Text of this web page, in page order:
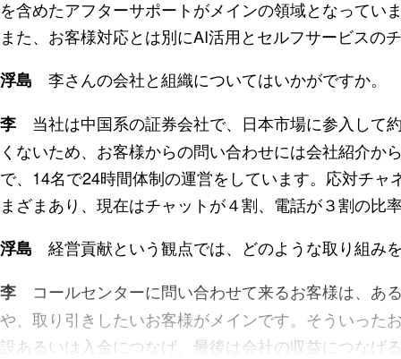
を含めたアフターサポートがメインの領域となってい
また、お客様対応とは別にAI活用とセルフサービスの
浮島 李さんの会社と組織についてはいかがですか。
李 当社は中国系の証券会社で、日本市場に参入して
くないため、お客様からの問い合わせには会社紹介か
で、14名で24時間体制の運営をしています。応対チ
まざまあり、現在はチャットが４割、電話が３割の比
浮島 経営貢献という観点では、どのような取り組み
李 コールセンターに問い合わせて来るお客様は、あ
や、取り引きしたいお客様がメインです。そういった
設あるいは入金につなげ、最後は会社の収益につなげ